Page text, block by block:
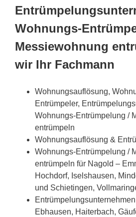
Wohnungs-
Messiewohnung
wir Ihr Fachmann
Wohnungsauflösung,
Entrümpeler,
Wohnungs-Entrümpelung /
entrümpeln
Wohnungsauflösung &
Wohnungs-Entrümpelung /
entrümpeln für Nagold –
Hochdorf, Iselshausen,
und Schietingen,
Ebhausen, Haiterbach,